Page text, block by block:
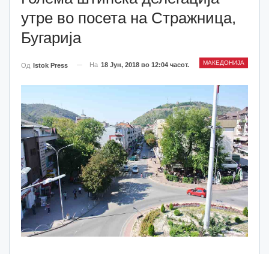
утре во посета на Стражница,
Бугарија
МАКЕДОНИЈА
Од Istok Press На 18 Јун, 2018 во 12:04 часот.